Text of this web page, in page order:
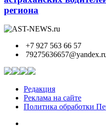
региона
+7 927 563 66 57
Редакция
Реклама на сайте
Политика обработки